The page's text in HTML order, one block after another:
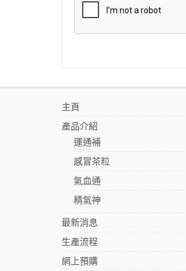
主頁
產品介紹
運通補
感冒茶粒
氣血通
精氣神
最新消息
生產流程
網上預購